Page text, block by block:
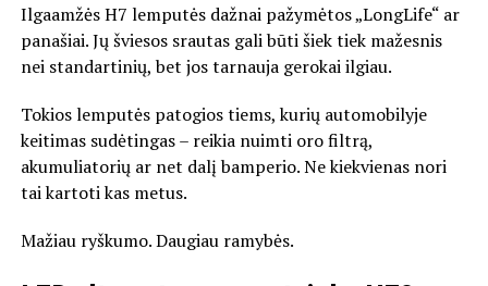
Ilgaamžės H7 lemputės dažnai pažymėtos „LongLife“ ar
panašiai. Jų šviesos srautas gali būti šiek tiek mažesnis
nei standartinių, bet jos tarnauja gerokai ilgiau.
Tokios lemputės patogios tiems, kurių automobilyje
keitimas sudėtingas – reikia nuimti oro filtrą,
akumuliatorių ar net dalį bamperio. Ne kiekvienas nori
tai kartoti kas metus.
Mažiau ryškumo. Daugiau ramybės.